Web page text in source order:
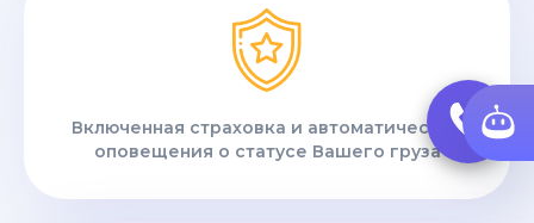
Включенная страховка и автоматические
оповещения о статусе Вашего груза